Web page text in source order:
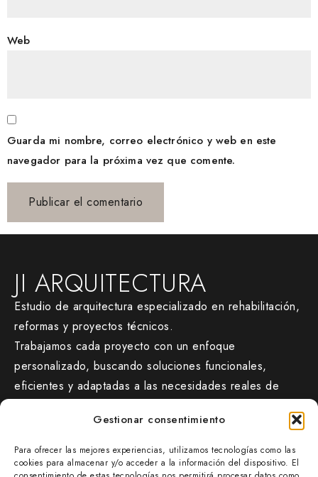
Gestionar consentimiento
Para ofrecer las mejores experiencias, utilizamos tecnologías como las
cookies para almacenar y/o acceder a la información del dispositivo. El
Web
Guarda mi nombre, correo electrónico y web en este
navegador para la próxima vez que comente.
JI ARQUITECTURA
Estudio de arquitectura especializado en rehabilitación,
reformas y proyectos técnicos.
Trabajamos cada proyecto con un enfoque
personalizado, buscando soluciones funcionales,
eficientes y adaptadas a las necesidades reales de
jiarquitectura.com/